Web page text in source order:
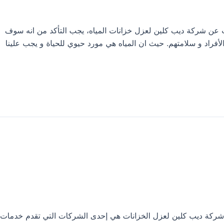
بقنا 0533413281 لان عند الحديث عن شركة ديب كلين لعزل خزانات المياه، يجب التأكد من انه سوف
و سلامتهم. حيث ان المياه هي مورد حيوي للحياة و يجب علينا
المياه بالمجاردة 0533413281 حيث ان شركة ديب كلين لعزل الخزانات هي إحدى الشركات التي تقدم خدمات